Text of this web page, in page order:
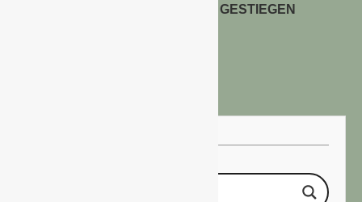
DEUTSCHLAND STARK GESTIEGEN